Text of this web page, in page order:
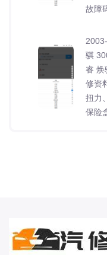
故障
骐
睿 焕
修资
扭力
保险
睿